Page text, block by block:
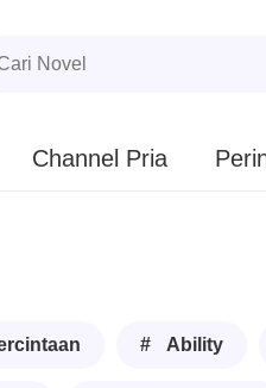
Channel Pria
# Ability